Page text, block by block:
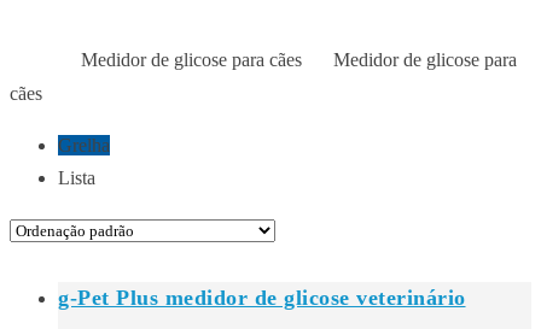
Medidor de glicose para cães
Medidor de glicose para
cães
Grelha
Lista
g-Pet Plus medidor de glicose veterinário